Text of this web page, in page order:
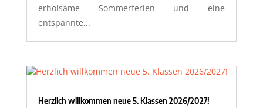
erholsame Sommerferien und eine
entspannte...
Herzlich willkommen neue 5. Klassen 2026/2027!